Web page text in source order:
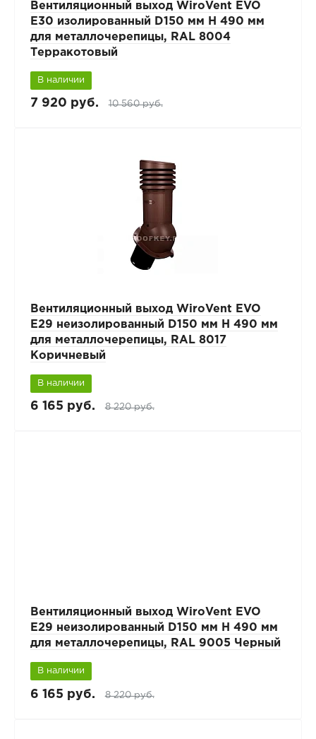
Вентиляционный выход WiroVent EVO
E30 изолированный D150 мм Н 490 мм
для металлочерепицы, RAL 8004
Терракотовый
В наличии
7 920 руб. 10 560 руб.
Вентиляционный выход WiroVent EVO
E29 неизолированный D150 мм Н 490 мм
для металлочерепицы, RAL 8017
Коричневый
В наличии
6 165 руб. 8 220 руб.
Вентиляционный выход WiroVent EVO
E29 неизолированный D150 мм Н 490 мм
для металлочерепицы, RAL 9005 Черный
В наличии
6 165 руб. 8 220 руб.